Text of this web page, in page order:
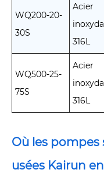
WQ200-20-
30S
Acier
316L
WQ500-25-
75S
Acier
316L
Où les
usées Kairun